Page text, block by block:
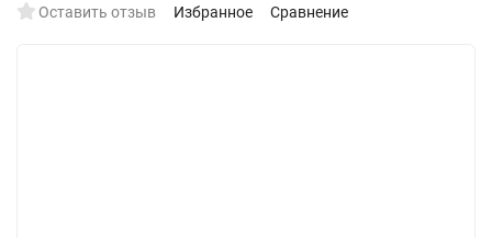
Оставить отзыв Избранное Сравнение